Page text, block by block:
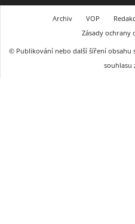
Archiv VOP
Zásady ochrany
© Publikování nebo další šíření obsahu
souhlasu